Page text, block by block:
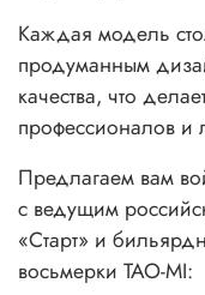
Каждая модель
продуманным
качества, что
профессионалов
Предлагаем вам
с ведущим
«Старт» и
восьмерки TAO-MI: